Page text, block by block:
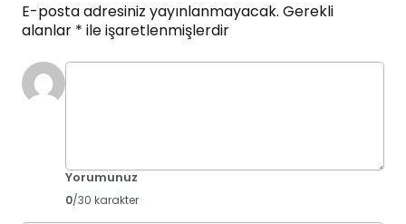
E-posta adresiniz yayınlanmayacak. Gerekli
alanlar * ile işaretlenmişlerdir
Yorumunuz
0/30 karakter